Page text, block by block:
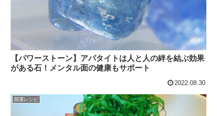
【パワーストーン】アパタイトは人と人の絆を結ぶ効果
がある石！メンタル面の健康もサポート
2022.08.30
開運レシピ